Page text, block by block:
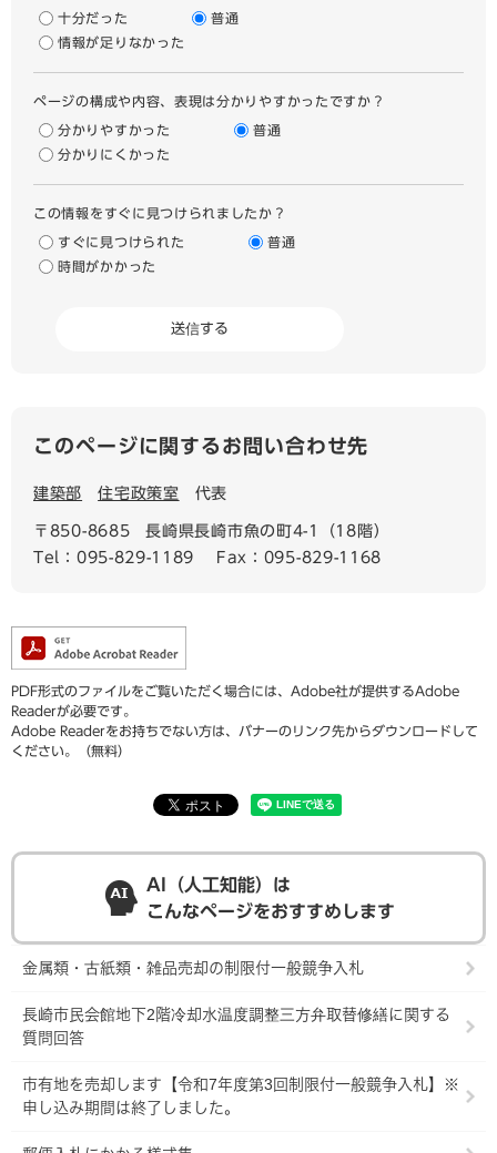
十分だった
普通
情報が足りなかった
ページの構成や内容、表現は分かりやすかったですか？
分かりやすかった
普通
分かりにくかった
この情報をすぐに見つけられましたか？
すぐに見つけられた
普通
時間がかかった
このページに関するお問い合わせ先
建築部 住宅政策室 代表
〒850-8685
長崎県長崎市魚の町4-1（18階）
Tel：095-829-1189
Fax：095-829-1168
PDF形式のファイルをご覧いただく場合には、Adobe社が提供するAdobe
Readerが必要です。
Adobe Readerをお持ちでない方は、バナーのリンク先からダウンロードして
ください。（無料）
AI（人工知能）は
こんなページをおすすめします
金属類・古紙類・雑品売却の制限付一般競争入札
長崎市民会館地下2階冷却水温度調整三方弁取替修繕に関する
質問回答
市有地を売却します【令和7年度第3回制限付一般競争入札】※
申し込み期間は終了しました。